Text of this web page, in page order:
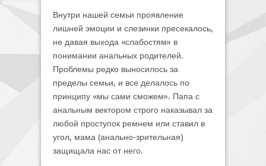
Внутри нашей семьи проявление
лишней эмоции и слезинки пресекалось,
не давая выхода «слабостям» в
понимании анальных родителей.
Проблемы редко выносилось за
пределы семьи, и все делалось по
принципу «мы сами сможем». Папа с
анальным вектором строго наказывал за
любой проступок ремнем или ставил в
угол, мама (анально-зрительная)
защищала нас от него.